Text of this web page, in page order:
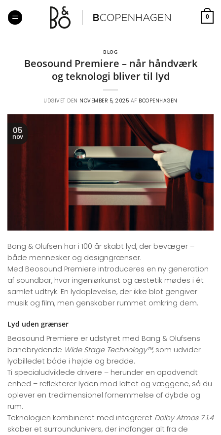
indhold
0
BLOG
Beosound Premiere – når håndværk
og teknologi bliver til lyd
UDGIVET DEN NOVEMBER 5, 2025 AF BCOPENHAGEN
05
nov
Bang & Olufsen har i 100 år skabt lyd, der bevæger –
både mennesker og designgrænser.
Med Beosound Premiere introduceres en ny generation
af soundbar, hvor ingeniørkunst og æstetik mødes i ét
samlet udtryk. En lydoplevelse, der ikke blot gengiver
musik og film, men genskaber rummet omkring dem.
Lyd uden grænser
Beosound Premiere er udstyret med Bang & Olufsens
banebrydende Wide Stage Technology™, som udvider
lydbilledet både i højde og bredde.
Ti specialudviklede drivere – herunder en opadvendt
enhed – reflekterer lyden mod loftet og væggene, så du
oplever en tredimensionel fornemmelse af dybde og
rum.
Teknologien kombineret med integreret Dolby Atmos 7.1.4
skaber et surroundunivers, der indfanger alt fra de